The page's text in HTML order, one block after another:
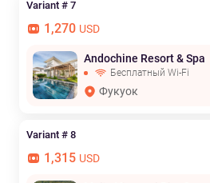
Variant # 7
1,270 USD
Andochine Resort & Spa
Бесплатный Wi-Fi
Фукуок
Variant # 8
1,315 USD